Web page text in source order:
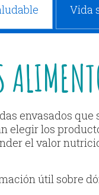
Vida
envasados
elegir los
el valor
útil sobre